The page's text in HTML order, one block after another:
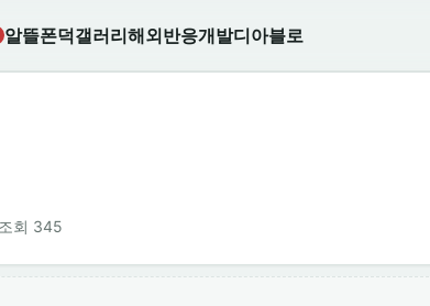
알뜰폰덕갤러리해외반응개발디아블로
회 345